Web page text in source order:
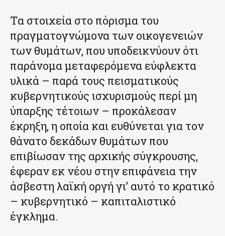
Τα στοιχεία στο πόρισμα του
πραγματογνώμονα των οικογενειών
των θυμάτων, που υποδεικνύουν ότι
παράνομα μεταφερόμενα εύφλεκτα
υλικά – παρά τους πεισματικούς
κυβερνητικούς ισχυρισμούς περί μη
ύπαρξης τέτοιων – προκάλεσαν
έκρηξη, η οποία και ευθύνεται για τον
θάνατο δεκάδων θυμάτων που
επιβίωσαν της αρχικής σύγκρουσης,
έφεραν εκ νέου στην επιφάνεια την
άσβεστη λαϊκή οργή γι’ αυτό το κρατικό
– κυβερνητικό – καπιταλιστικό
έγκλημα.